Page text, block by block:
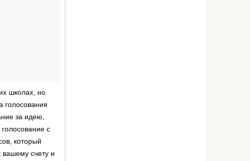
школах, но
за идею,
с
который
вашему счету и